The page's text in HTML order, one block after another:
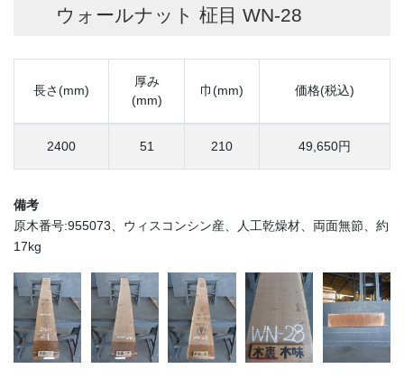
ウォールナット 柾目 WN-28
長さ(mm)
厚み
(mm)
巾(mm) 価格(税込)
2400 51 210 49,650円
備考
原木番号:955073、ウィスコンシン産、人工乾燥材、両面無節、約
17kg